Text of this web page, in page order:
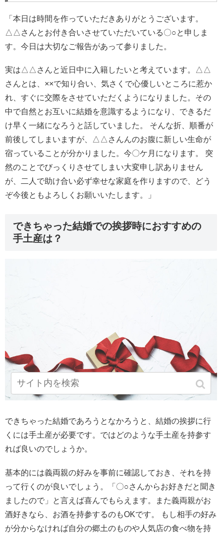
「本日は時間を作っていただきありがとうございます。
△△さんとお付き合いさせていただいている〇○と申しま
す。今日は大切なご報告があって参りました。
実は△△さんと近日中に入籍したいと考えています。△△
さんとは、××で知り合い、気さくで心優しいところに惹か
れ、すぐに交際をさせていただくようになりました。その
中で自然とお互いに結婚を意識するようになり、できるだ
け早く一緒になろうと話していました。 そんな折、順番が
前後してしまいますが、△△さんんのお腹に新しい生命が
宿っていることが分かりました。今〇ケ月になります。 突
然のことでびっくりさせてしまい大変申し訳ありません
が、二人で助け合い必ず幸せな家庭を作りますので、どう
ぞ今後ともよろしくお願いいたします。」
できちゃった結婚での挨拶時におすすめの
手土産は？
できちゃった結婚であろうとなかろうと、結婚の挨拶に行
くには手土産が必要です。ではどのような手土産を持参す
れば良いのでしょうか。
基本的には義両親の好みを事前に確認しておき、それを持
って行くのが良いでしょう。「〇○さんからお好きだと聞き
ましたので」と言えば喜んでもらえます。また義両親がお
酒好きなら、お酒を持参するのもOKです。 もし相手の好み
が分からなければ自分の郷土のものや人気店の食べ物を持